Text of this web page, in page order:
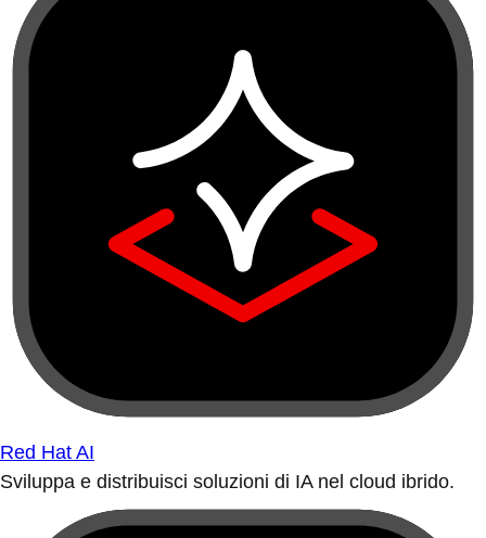
Red Hat AI
Sviluppa e distribuisci soluzioni di IA nel cloud ibrido.